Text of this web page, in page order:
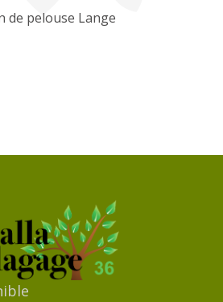
de pelouse Lange